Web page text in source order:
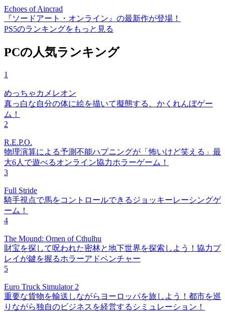
Echoes of Aincrad
『ソードアート・オンライン』の最新作が登場！
PS5のランキングをもっと見る
PCの人気ランキング
1
めっちゃカメレオン
真っ白な自分の体に絵を描いて擬態する、かくれんぼゲー
ム！
2
R.E.P.O.
物理演算による予測不能ハプニングが「怖いけど笑える」最
大6人で遊べるオンライン協力ホラーゲーム！
3
Full Stride
騎手視点で馬をコントロールできるジョッキーレーシングゲ
ーム！
4
The Mound: Omen of Cthulhu
財宝を探して呪われた密林と地下世界を探索しよう！協力プ
レイが鍵を握るホラーアドベンチャー
5
Euro Truck Simulator 2
重要な貨物を輸送しながらヨーロッパを旅しよう！都市を巡
りながら独自のビジネスを経営するシミュレーション！